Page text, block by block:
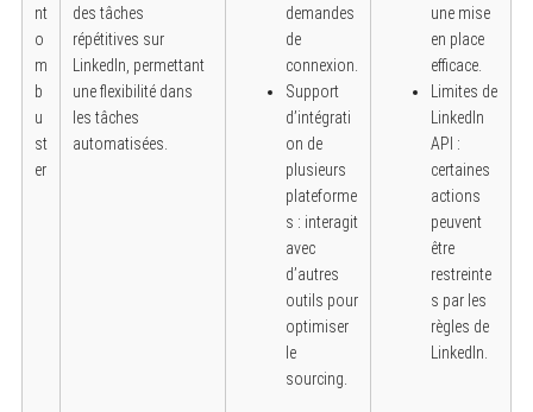
nt
o
m
b
u
st
er
des tâches
répétitives sur
LinkedIn, permettant
une flexibilité dans
les tâches
automatisées.
demandes
de
connexion.
Support
d’intégrati
on de
plusieurs
plateforme
s : interagit
avec
d’autres
outils pour
optimiser
le
sourcing.
une mise
en place
efficace.
Limites de
LinkedIn
API :
certaines
actions
peuvent
être
restreinte
s par les
règles de
LinkedIn.